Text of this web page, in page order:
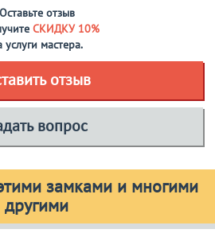
Оставьте отзыв
СКИДКУ 10%
услуги мастера.
отзыв
вопрос
замками и многими
другими